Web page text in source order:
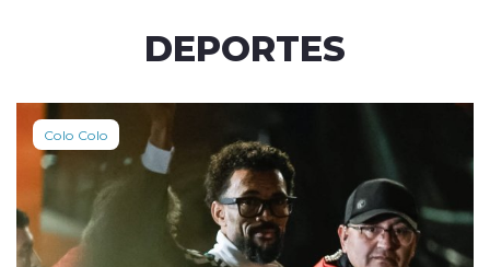
DEPORTES
Colo Colo